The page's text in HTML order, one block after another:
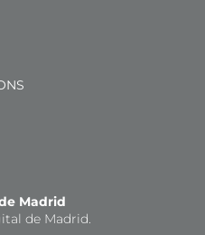
Madrid
de Madrid.